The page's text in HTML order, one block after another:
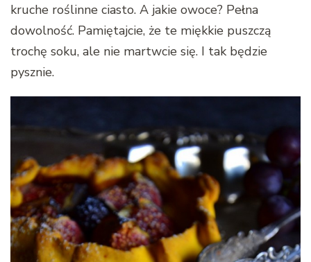
kruche roślinne ciasto. A jakie owoce? Pełna
dowolność. Pamiętajcie, że te miękkie puszczą
trochę soku, ale nie martwcie się. I tak będzie
pysznie.